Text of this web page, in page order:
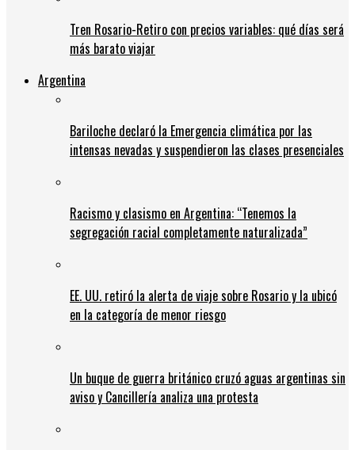
Tren Rosario-Retiro con precios variables: qué días será
más barato viajar
Argentina
Bariloche declaró la Emergencia climática por las
intensas nevadas y suspendieron las clases presenciales
Racismo y clasismo en Argentina: “Tenemos la
segregación racial completamente naturalizada”
EE. UU. retiró la alerta de viaje sobre Rosario y la ubicó
en la categoría de menor riesgo
Un buque de guerra británico cruzó aguas argentinas sin
aviso y Cancillería analiza una protesta